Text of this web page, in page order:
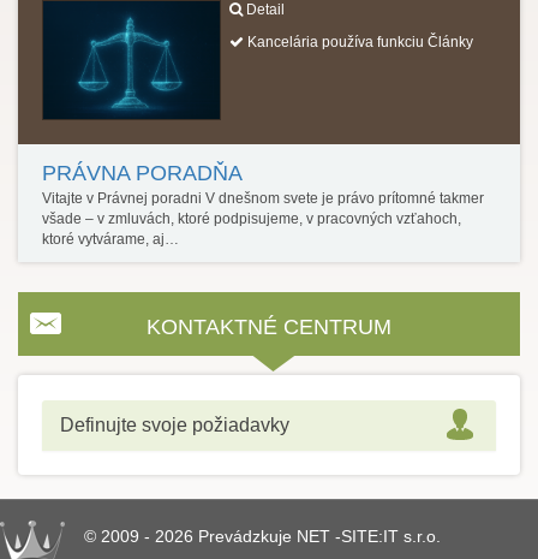
Detail
Kancelária používa funkciu Články
PRÁVNA PORADŇA
Vitajte v Právnej poradni V dnešnom svete je právo prítomné takmer
všade – v zmluvách, ktoré podpisujeme, v pracovných vzťahoch,
ktoré vytvárame, aj…
KONTAKTNÉ CENTRUM
Definujte svoje požiadavky
© 2009 - 2026 Prevádzkuje NET -SITE:IT s.r.o.